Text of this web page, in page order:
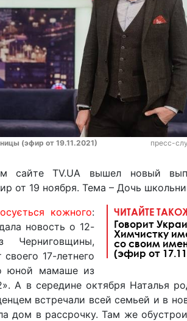
(эфир от 19.11.2021) пресс-
TV.UA вышел новый
от 19 ноября. Тема – Дочь
ЧИТАЙТЕ
Говорит
Химчистку
со своим
(эфир от
кожного:
новость о 12-
Черниговщины,
17-летнего
юной мамаше из
А в середине октября Наталья
встречали всей семьей и в
дом в рассрочку. Там же